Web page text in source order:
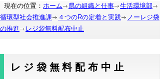
現在の位置： ホーム 県の組織と仕事
生活環境部
循環型社会推進課
４つのRの定着と実践
ノーレジ袋
の推進
レジ袋無料配布中止
レジ袋無料配布中止